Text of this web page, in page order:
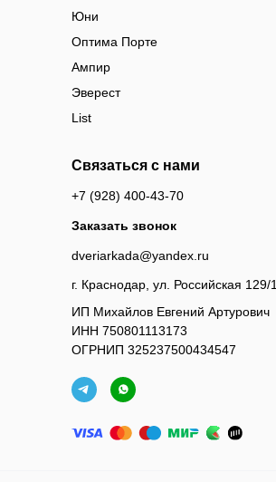
ИП Михайлов Евгений Артурович
ИНН 750801113173
ОГРНИП 325237500434547
Связаться с нами
dveriarkada@yandex.ru
+7 (928) 400-43-70
Заказать звонок
г. Краснодар, ул. Российская 129/1
Юни
Оптима Порте
Ампир
Эверест
List